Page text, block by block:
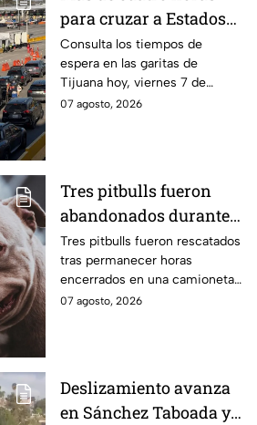
para cruzar a Estados
Unidos hoy, viernes 7
de agosto, por las
garitas de Tijuana
Consulta los tiempos de
espera en las garitas de
Tijuana hoy, viernes 7 de
agosto de 2026, y planea tu
07 agosto, 2026
Tres pitbulls fueron
abandonados durante
horas dentro de una
camioneta bajo el calor
en Tijuana; así
lograron rescatarlos
Tres pitbulls fueron rescatados
tras permanecer horas
encerrados en una camioneta
bajo altas temperaturas en la
07 agosto, 2026
Deslizamiento avanza
en Sánchez Taboada y